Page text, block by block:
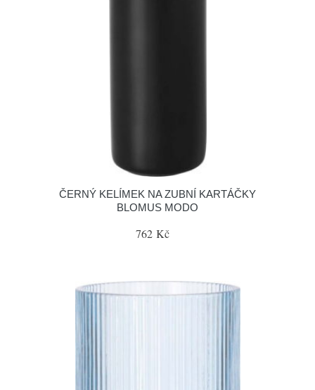
ČERNÝ KELÍMEK NA ZUBNÍ KARTÁČKY
BLOMUS MODO
762 Kč